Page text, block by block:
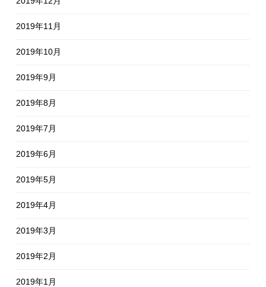
2019年11月
2019年10月
2019年9月
2019年8月
2019年7月
2019年6月
2019年5月
2019年4月
2019年3月
2019年2月
2019年1月